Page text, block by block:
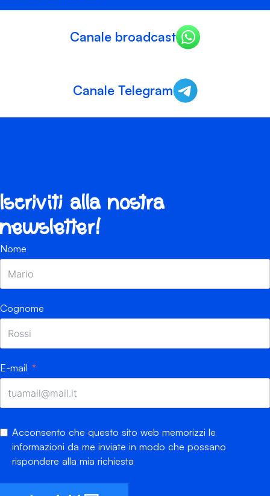
Canale broadcast
Canale Telegram
Iscriviti alla nostra
newsletter!
Nome
Cognome
E-mail
Acconsento che questo sito web memorizzi le
informazioni da me inviate in modo che possano
rispondere alla mia richiesta